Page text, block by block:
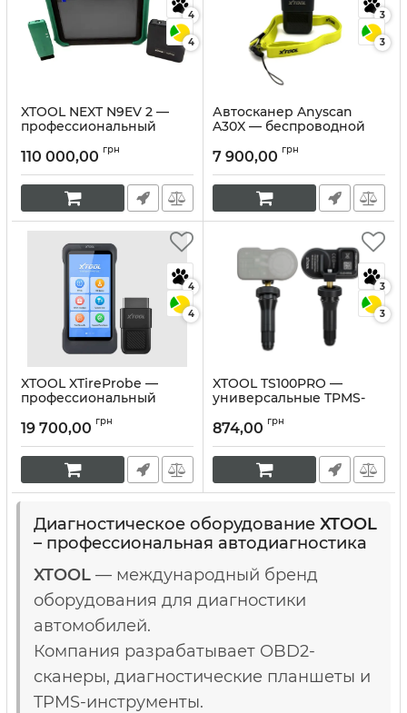
4
4
XTOOL NEXT N9EV 2 —
профессиональный
электромобилей
Артикул:10374
110 000,00 грн
3
3
Автосканер Anyscan
A30X — беспроводной
смартфона
Артикул:10373
7 900,00 грн
4
4
XTOOL XTireProbe —
профессиональный
диагностика для СТО
Артикул:10372
19 700,00 грн
3
3
XTOOL TS100PRO —
универсальные TPMS-
шинах
Артикул:10371
874,00 грн
Диагностическое оборудование XTOOL
– профессиональная автодиагностика
XTOOL — международный бренд
оборудования для диагностики
автомобилей.
Компания разрабатывает OBD2-
сканеры, диагностические планшеты и
TPMS-инструменты.